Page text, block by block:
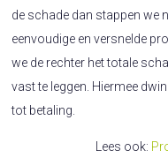
de schade dan stappen we
eenvoudige en versnelde
we de rechter het totale
vast te leggen. Hiermee
tot betaling.
Lees ook: